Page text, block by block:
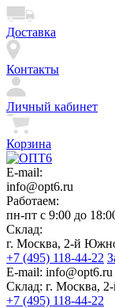
Доставка
Контакты
Личный кабинет
Корзина
E-mail:
info@opt6.ru
Работаем:
пн-пт с 9:00 до
Склад:
г. Москва, 2-й
+7 (495) 118-44-22
E-mail: info@opt6.ru
Склад: г. Москва,
+7 (495) 118-44-22